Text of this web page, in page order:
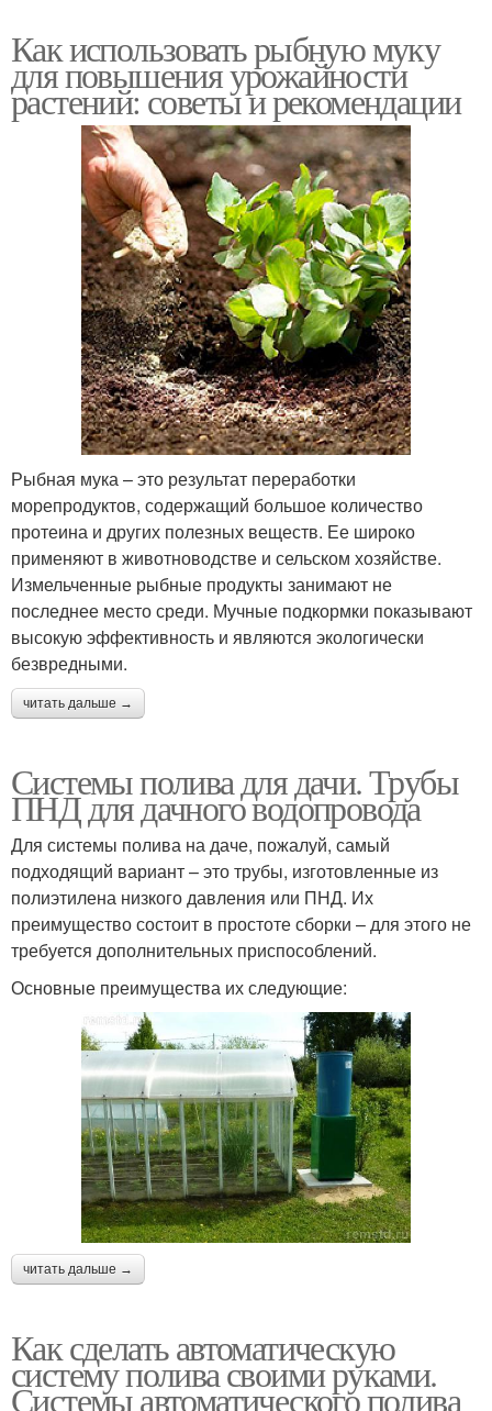
Как использовать рыбную муку
для повышения урожайности
растений: советы и рекомендации
Рыбная мука – это результат переработки
морепродуктов, содержащий большое количество
протеина и других полезных веществ. Ее широко
применяют в животноводстве и сельском хозяйстве.
Измельченные рыбные продукты занимают не
последнее место среди. Мучные подкормки показывают
высокую эффективность и являются экологически
безвредными.
читать дальше →
Системы полива для дачи. Трубы
ПНД для дачного водопровода
Для системы полива на даче, пожалуй, самый
подходящий вариант – это трубы, изготовленные из
полиэтилена низкого давления или ПНД. Их
преимущество состоит в простоте сборки – для этого не
требуется дополнительных приспособлений.
Основные преимущества их следующие:
читать дальше →
Как сделать автоматическую
систему полива своими руками.
Системы автоматического полива